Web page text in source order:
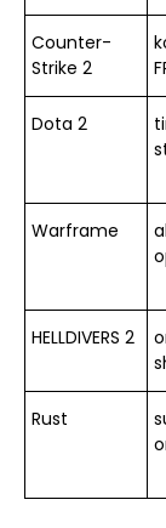
Counter-
Strike 2
Dota 2
Warframe
HELLDIVERS 2
Rust